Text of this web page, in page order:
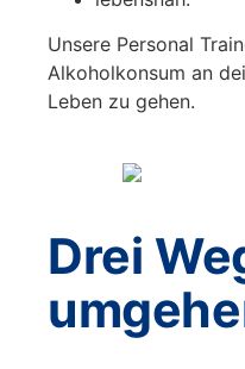
Unsere Personal
Alkoholkonsum an
Leben zu gehen.
Drei